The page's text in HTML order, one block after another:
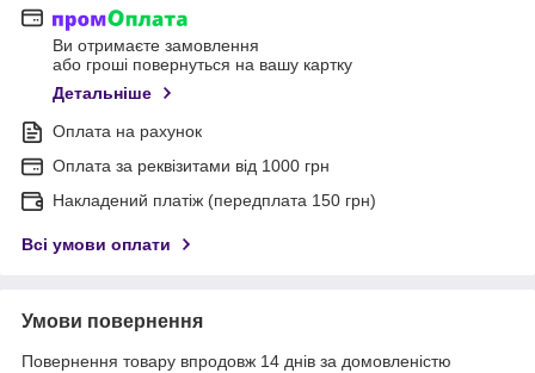
Ви отримаєте замовлення
або гроші повернуться на вашу картку
Детальніше
Оплата на рахунок
Оплата за реквізитами від 1000 грн
Накладений платіж (передплата 150 грн)
Всі умови оплати
Умови повернення
Повернення товару впродовж 14 днів за домовленістю